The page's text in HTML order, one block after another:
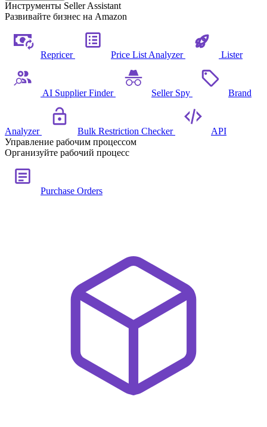
Инструменты Seller Assistant
Развивайте бизнес на Amazon
Repricer Price List Analyzer Lister
AI Supplier Finder Seller Spy Brand
Analyzer Bulk Restriction Checker
API
Управление рабочим процессом
Организуйте рабочий процесс
Purchase Orders